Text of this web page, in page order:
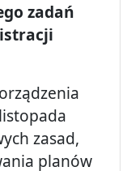
zadań
zasad,
planów